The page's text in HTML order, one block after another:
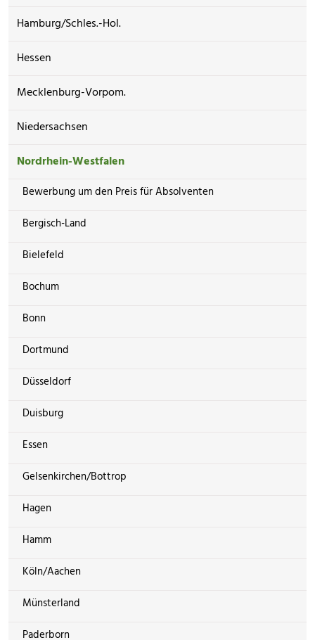
Hamburg/Schles.-Hol.
Hessen
Mecklenburg-Vorpom.
Niedersachsen
Nordrhein-Westfalen
Bewerbung um den Preis für Absolventen
Bergisch-Land
Bielefeld
Bochum
Bonn
Dortmund
Düsseldorf
Duisburg
Essen
Gelsenkirchen/Bottrop
Hagen
Hamm
Köln/Aachen
Münsterland
Paderborn